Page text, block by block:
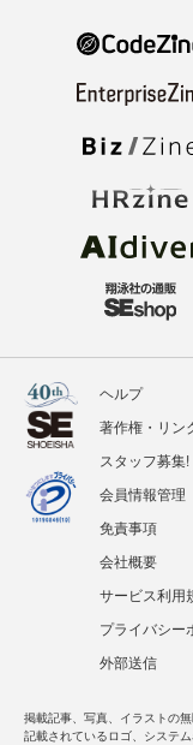
ヘルプ
著作権・リン
スタッフ募集!
会員情報管理
免責事項
会社概要
サービス利用
プライバシー
外部送信
掲載記事、写真、イラストの無
記載されているロゴ、システ